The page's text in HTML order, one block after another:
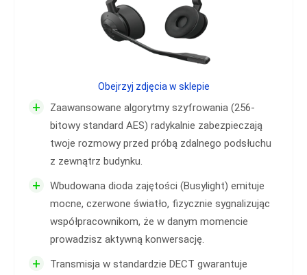
+
Zaawansowane algorytmy szyfrowania (256-
bitowy standard AES) radykalnie zabezpieczają
twoje rozmowy przed próbą zdalnego podsłuchu
z zewnątrz budynku.
+
Wbudowana dioda zajętości (Busylight) emituje
mocne, czerwone światło, fizycznie sygnalizując
współpracownikom, że w danym momencie
prowadzisz aktywną konwersację.
+
Transmisja w standardzie DECT gwarantuje
Obejrzyj zdjęcia w sklepie